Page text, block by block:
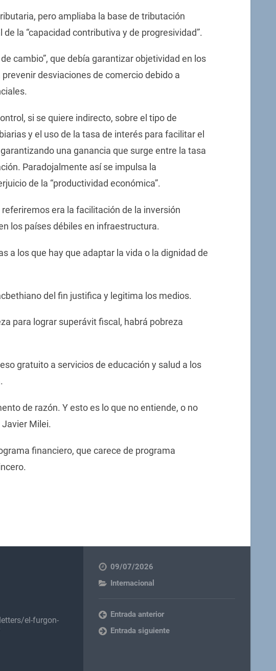
pero ampliaba la base de tributación
la “capacidad contributiva y de progresividad”.
cambio”, que debía garantizar objetividad en los
desviaciones de comercio debido a
si se quiere indirecto, sobre el tipo de
y el uso de la tasa de interés para facilitar el
una ganancia que surge entre la tasa
Paradojalmente así se impulsa la
de la “productividad económica”.
era la facilitación de la inversión
los países débiles en infraestructura.
a los que hay que adaptar la vida o la dignidad de
del fin justifica y legitima los medios.
para lograr superávit fiscal, habrá pobreza
gratuito a servicios de educación y salud a los
de razón. Y esto es lo que no entiende, o no
Milei.
financiero, que carece de programa
el-furgon-
09/07/2026
Internacional
Entrada anterior
Entrada siguiente